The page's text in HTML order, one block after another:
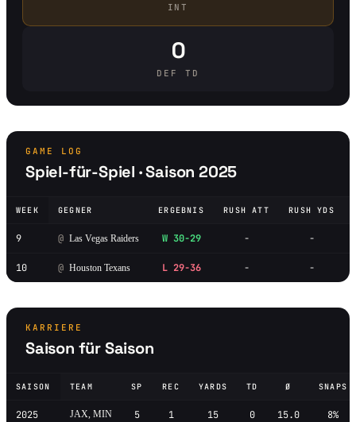
INT
0
DEF TD
GAME LOG
Spiel-für-Spiel · Saison 2025
WEEK GEGNER ERGEBNIS RUSH ATT RUSH YDS
9 @ Las Vegas Raiders W 30-29 - -
10 @ Houston Texans L 29-36 - -
KARRIERE
Saison für Saison
SAISON TEAM SP REC YARDS TD Ø SNAPS
2025 JAX, MIN 5 1 15 0 15.0 8%